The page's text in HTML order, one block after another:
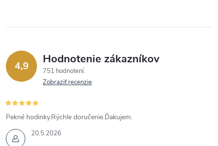
4,9 Hodnotenie zákazníkov
751 hodnotení
Zobraziť recenzie
20.5.2026
Pekné hodinky.Rýchle doručenie.Ďakujem.